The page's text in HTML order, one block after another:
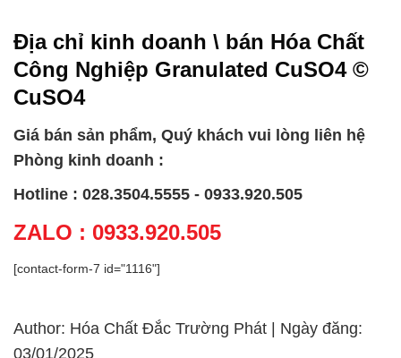
Địa chỉ kinh doanh \ bán Hóa Chất
Công Nghiệp Granulated CuSO4 ©
CuSO4
Giá bán sản phẩm, Quý khách vui lòng liên hệ
Phòng kinh doanh :
Hotline : 028.3504.5555 - 0933.920.505
ZALO : 0933.920.505
[contact-form-7 id="1116"]
Author: Hóa Chất Đắc Trường Phát | Ngày đăng:
03/01/2025